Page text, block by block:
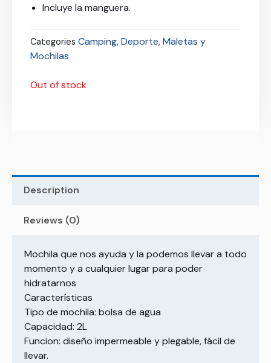
Incluye la manguera.
Categories Camping, Deporte, Maletas y
Mochilas
Out of stock
Description
Reviews (0)
Mochila que nos ayuda y la podemos llevar a todo
momento y a cualquier lugar para poder
hidratarnos
Características
Tipo de mochila: bolsa de agua
Capacidad: 2L
Funcion: diseño impermeable y plegable, fácil de
llevar.